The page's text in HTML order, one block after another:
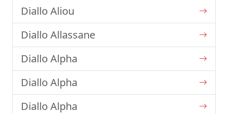
Diallo Aliou
Diallo Allassane
Diallo Alpha
Diallo Alpha
Diallo Alpha